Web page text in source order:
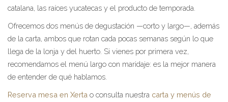
catalana, las raíces yucatecas y el producto de temporada.
Ofrecemos dos menús de degustación —corto y largo—, además
de la carta, ambos que rotan cada pocas semanas según lo que
llega de la lonja y del huerto. Si vienes por primera vez,
recomendamos el menú largo con maridaje: es la mejor manera
de entender de qué hablamos.
Reserva mesa en Xerta o consulta nuestra carta y menús de